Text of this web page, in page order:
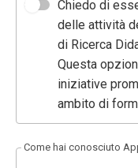
Chiedo di
delle attività
di Ricerca
Questa
iniziative
ambito di
Come hai conosciuto